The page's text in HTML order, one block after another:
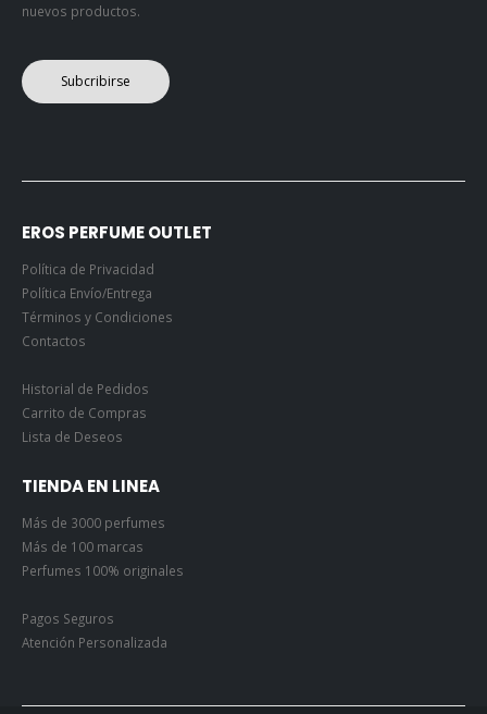
nuevos productos.
Subcribirse
EROS PERFUME OUTLET
Política de Privacidad
Política Envío/Entrega
Términos y Condiciones
Contactos
Historial de Pedidos
Carrito de Compras
Lista de Deseos
TIENDA EN LINEA
Más de 3000 perfumes
Más de 100 marcas
Perfumes 100% originales
Pagos Seguros
Atención Personalizada